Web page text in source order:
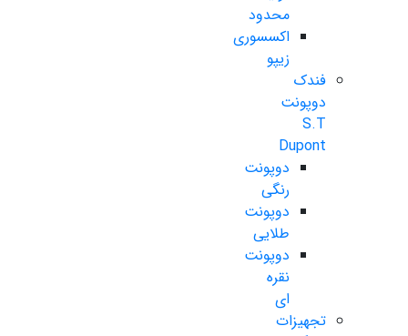
محدود
اکسسوری
زیپو
فندک
دوپونت
S.T
Dupont
دوپونت
رنگی
دوپونت
طلایی
دوپونت
نقره
ای
تجهیزات